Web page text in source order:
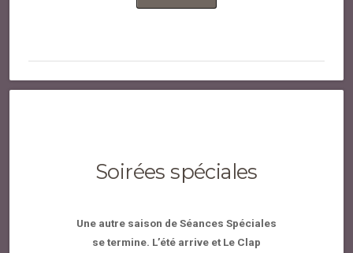
Soirées spéciales
Une autre saison de Séances Spéciales
se termine. L’été arrive et Le Clap